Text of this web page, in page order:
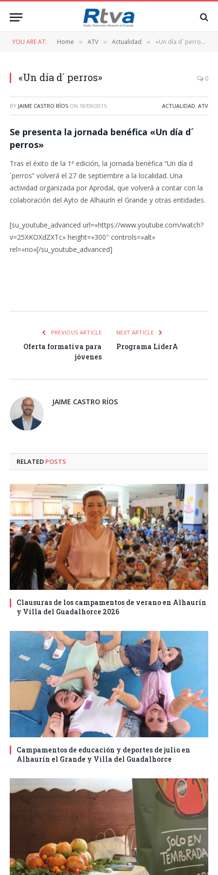
YOU ARE AT: Home » ATV » Actualidad » «Un día d´ perros»
«Un día d´ perros» 0
BY JAIME CASTRO RÍOS ON 18/09/2015 ACTUALIDAD, ATV
Se presenta la jornada benéfica «Un día d´
perros»
Tras el éxito de la 1ª edición, la jornada benéfica “Un día d
´perros” volverá el 27 de septiembre a la localidad. Una
actividad organizada por Aprodal, que volverá a contar con la
colaboración del Ayto de Alhaurín el Grande y otras entidades.
[su_youtube_advanced url=»https://www.youtube.com/watch?
v=25XKOXdZXTc» height=»300″ controls=»alt»
rel=»no»[/su_youtube_advanced]
PREVIOUS ARTICLE
Oferta formativa para
jóvenes
NEXT ARTICLE
Programa LiderA
JAIME CASTRO RÍOS
RELATED POSTS
Clausuras de los campamentos de verano en Alhaurín
y Villa del Guadalhorce 2026
Campamentos de educación y deportes de julio en
Alhaurín el Grande y Villa del Guadalhorce